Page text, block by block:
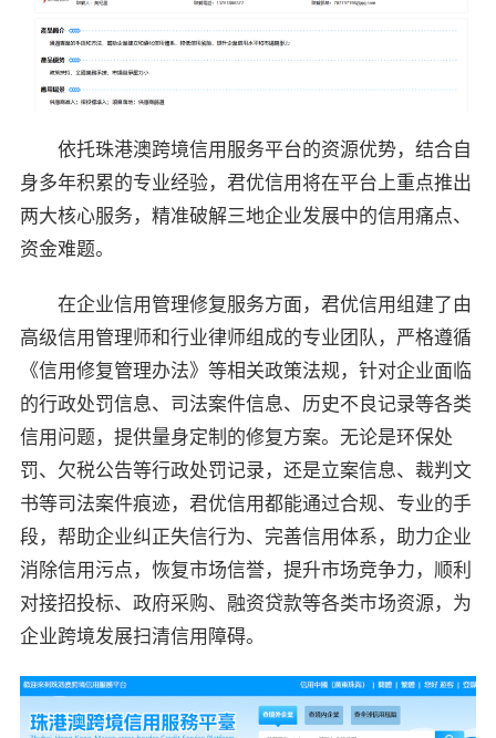
依托珠港澳跨境信用服务平台的资源优势，结合自
身多年积累的专业经验，君优信用将在平台上重点推出
两大核心服务，精准破解三地企业发展中的信用痛点、
资金难题。
在企业信用管理修复服务方面，君优信用组建了由
高级信用管理师和行业律师组成的专业团队，严格遵循
《信用修复管理办法》等相关政策法规，针对企业面临
的行政处罚信息、司法案件信息、历史不良记录等各类
信用问题，提供量身定制的修复方案。无论是环保处
罚、欠税公告等行政处罚记录，还是立案信息、裁判文
书等司法案件痕迹，君优信用都能通过合规、专业的手
段，帮助企业纠正失信行为、完善信用体系，助力企业
消除信用污点，恢复市场信誉，提升市场竞争力，顺利
对接招投标、政府采购、融资贷款等各类市场资源，为
企业跨境发展扫清信用障碍。